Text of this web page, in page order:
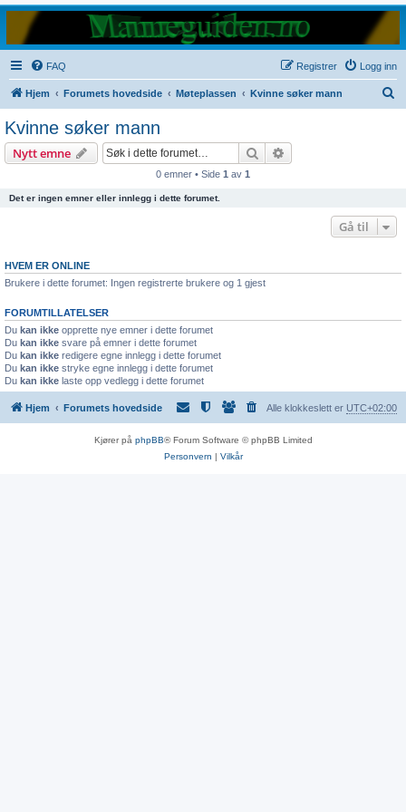
FAQ Logg inn
Registrer
Hjem Forumets hovedside Møteplassen Kvinne søker mann
Kvinne søker mann
Nytt emne Søk
0 emner • Side 1 av 1
Det er ingen emner eller innlegg i dette forumet.
Gå til
HVEM ER ONLINE
Brukere i dette forumet: Ingen registrerte brukere og 1 gjest
FORUMTILLATELSER
Du kan ikke opprette nye emner i dette forumet
Du kan ikke svare på emner i dette forumet
Du kan ikke redigere egne innlegg i dette forumet
Du kan ikke stryke egne innlegg i dette forumet
Du kan ikke laste opp vedlegg i dette forumet
Hjem Forumets hovedside Alle klokkeslett er UTC+02:00
Kjører på phpBB® Forum Software © phpBB Limited
Personvern | Vilkår